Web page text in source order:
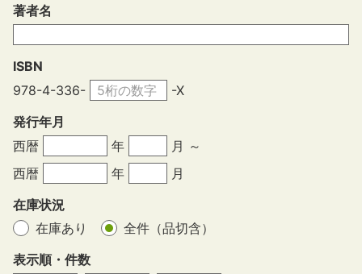
著者名
ISBN
978-4-336-
-X
発行年月
西暦
年
月 ～
西暦
年
月
在庫状況
在庫あり
全件（品切含）
表示順・件数